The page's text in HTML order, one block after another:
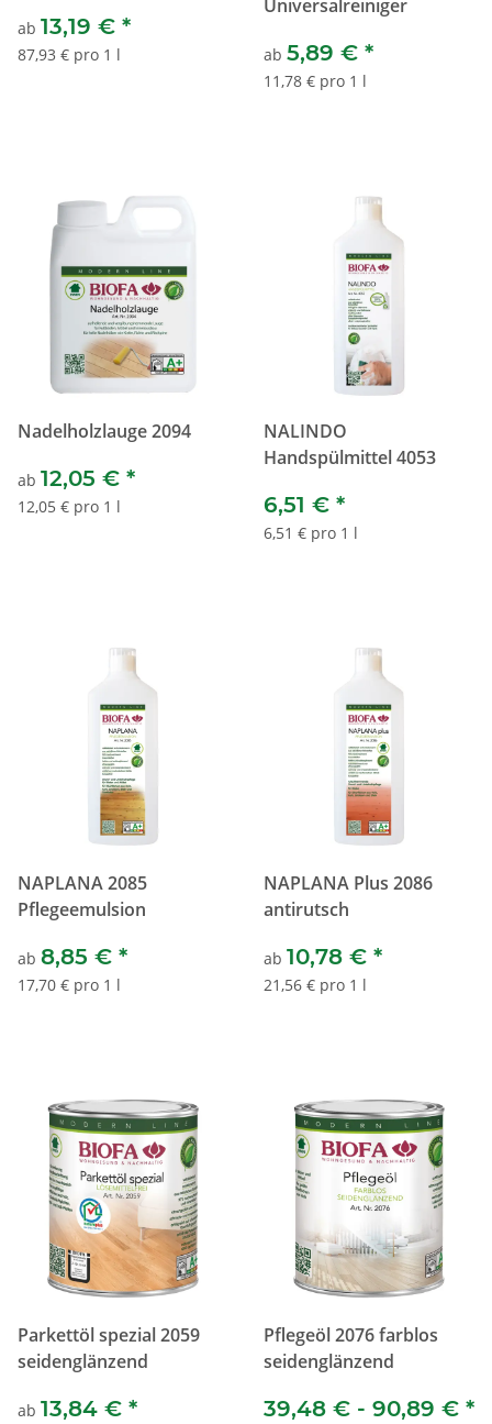
ab 13,19 € *
87,93 € pro 1 l
Universalreiniger
ab 5,89 € *
11,78 € pro 1 l
Nadelholzlauge 2094
ab 12,05 € *
12,05 € pro 1 l
NALINDO
Handspülmittel 4053
6,51 € *
6,51 € pro 1 l
NAPLANA 2085
Pflegeemulsion
ab 8,85 € *
17,70 € pro 1 l
NAPLANA Plus 2086
antirutsch
ab 10,78 € *
21,56 € pro 1 l
Parkettöl spezial 2059
seidenglänzend
ab 13,84 € *
Pflegeöl 2076 farblos
seidenglänzend
39,48 € - 90,89 € *